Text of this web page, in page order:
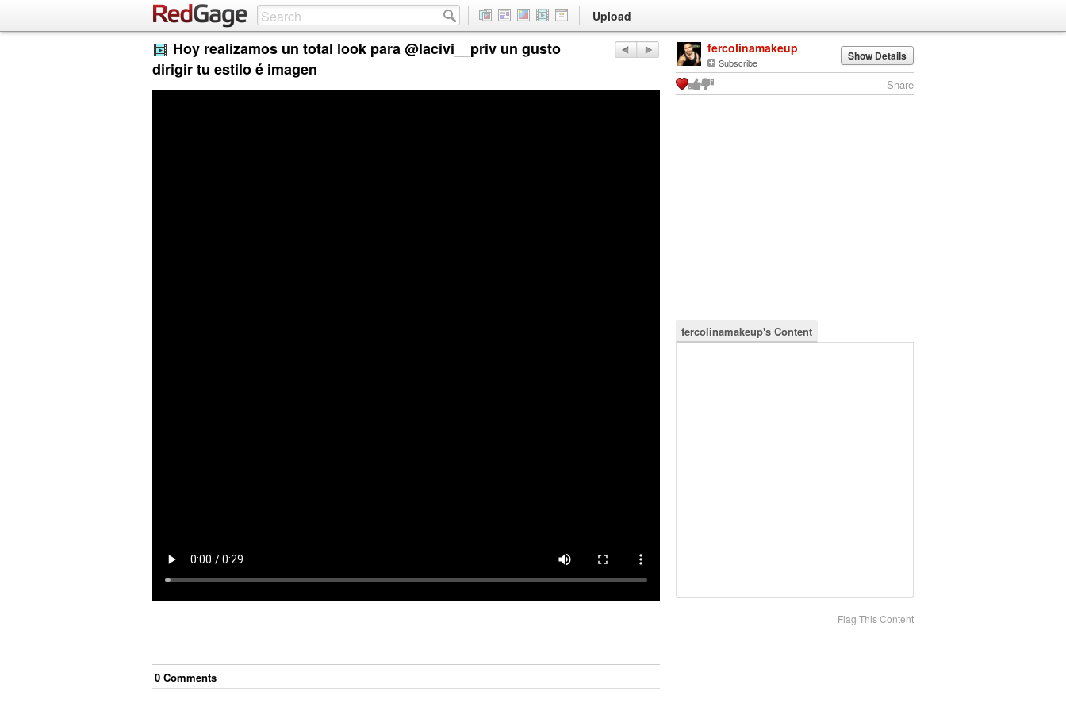
Upload
Hoy realizamos un total look para @lacivi__priv un gusto
dirigir tu estilo é imagen
0 Comments
fercolinamakeup
Subscribe Show Details
Share
fercolinamakeup's Content
Flag This Content